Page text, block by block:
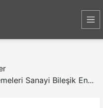
Sanayi Bileşik En...